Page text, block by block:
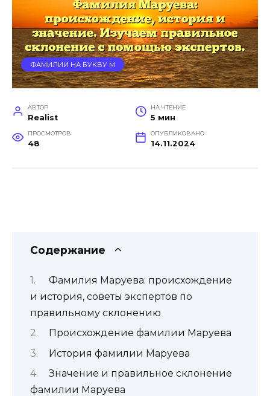
ФАМИЛИИ НА БУКВУ М
АВТОР
Realist
НА ЧТЕНИЕ
5 мин
ПРОСМОТРОВ
48
ОПУБЛИКОВАНО
14.11.2024
Содержание
Фамилия Маруева: происхождение
и история, советы экспертов по
правильному склонению
Происхождение фамилии Маруева
История фамилии Маруева
Значение и правильное склонение
фамилии Маруева